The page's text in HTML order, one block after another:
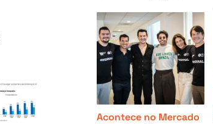
Acontece no Mercado